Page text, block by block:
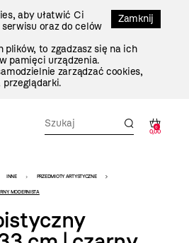
Zamknij
aby ułatwić Ci
oraz do celów
plików, to zgadzasz się na ich
pamięci urządzenia.
zarządzać cookies,
0
0,00
INNE PRZEDMIOTY ARTYSTYCZNE
MODERNISTA